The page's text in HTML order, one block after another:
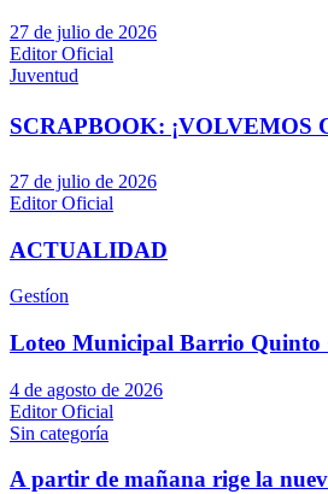
27 de julio de 2026
Editor Oficial
Juventud
SCRAPBOOK:
27 de julio de 2026
Editor Oficial
ACTUALIDAD
Gestíon
Loteo Municipal Barrio Quinto
4 de agosto de 2026
Editor Oficial
Sin categoría
A partir de mañana rige la